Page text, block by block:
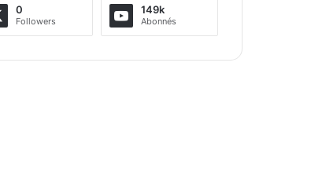
0
Followers
149k
Abonnés